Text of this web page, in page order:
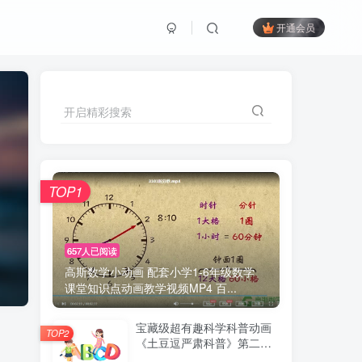
开通会员
开启精彩搜索
657人已阅读
高斯数学小动画 配套小学1-6年级数学
课堂知识点动画教学视频MP4 百...
TOP1
宝藏级超有趣科学科普动画
《土豆逗严肃科普》第二季
TOP2